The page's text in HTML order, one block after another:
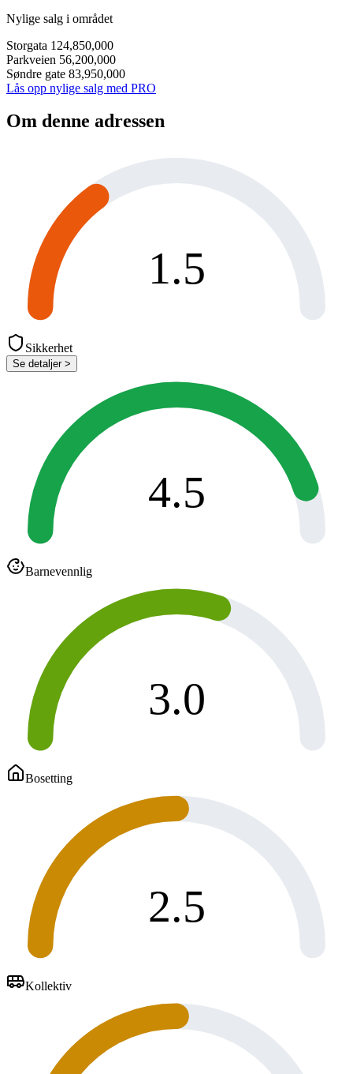
Nylige salg i området
Storgata 124,850,000
Parkveien 56,200,000
Søndre gate 83,950,000
Lås opp nylige salg med PRO
Om denne adressen
1.5
Sikkerhet
Se detaljer >
4.5
Barnevennlig
3.0
Bosetting
2.5
Kollektiv